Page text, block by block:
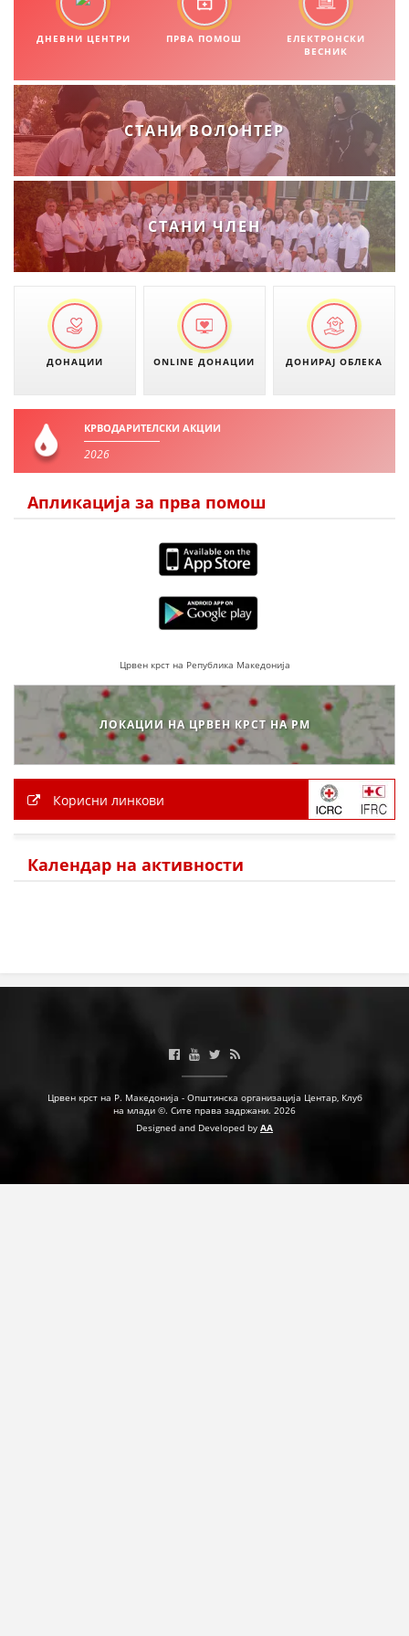
ЗНАЧЕЊЕ НА СЛУЖБАТА ЗА БАРАЊЕ
ФОРМУЛАРИ ЗА БАРАЊА
ЗДРАВСТВЕНО ПРЕВЕНТИВНА ДЕЈНОСТ
ПРВА ПОМОШ
КРВОДАРИТЕЛСТВО
ИНФОРМАЦИИ ЗА БОЛЕСТИ
УСЛУГИ
ДЕЈСТВУВАЊЕ
СТРАТЕГИИ
ЕДУКАТИВНО ИНФОРМАТИВНИ МАТЕРИЈАЛИ
БРОШУРИ
ПОСТЕРИ
ПРЕЗЕНТАЦИИ
ДНЕВНИ ЦЕНТРИ ПРВА ПОМОШ
ЕЛЕКТРОНСКИ
ВЕСНИК
СТАНИ ВОЛОНТЕР
СТАНИ ЧЛЕН
ДОНАЦИИ ONLINE ДОНАЦИИ ДОНИРАЈ ОБЛЕКА
КРВОДАРИТЕЛСКИ АКЦИИ
2026
Апликација за прва помош
Црвен крст на Република Македонија
ЛОКАЦИИ НА ЦРВЕН КРСТ НА РМ
Корисни линкови
Календар на активности
Црвен крст на Р. Македонија - Општинска организација Центар, Клуб
на млади ©. Сите права задржани. 2026
Designed and Developed by AA